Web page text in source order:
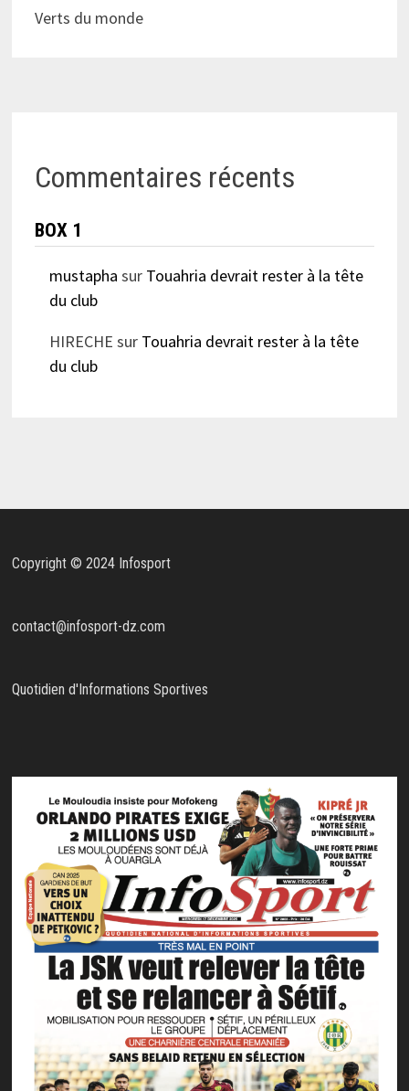
Verts du monde
Commentaires récents
BOX 1
mustapha sur Touahria devrait rester à la tête
du club
HIRECHE sur Touahria devrait rester à la tête
du club
Copyright © 2024 Infosport
contact@infosport-dz.com
Quotidien d'Informations Sportives